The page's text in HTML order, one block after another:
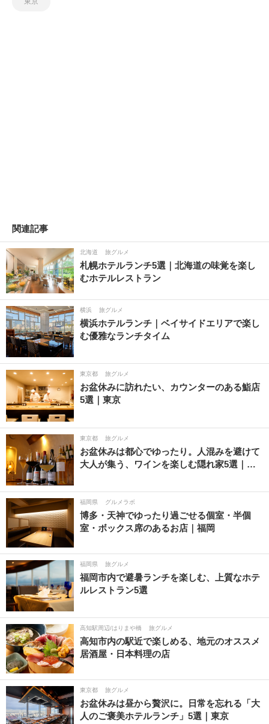
関連記事
北海道 旅グルメ
札幌ホテルランチ5選｜北海道の味覚を楽し
むホテルレストラン
横浜 旅グルメ
横浜ホテルランチ｜ベイサイドエリアで楽し
む優雅なランチタイム
東京都 旅グルメ
お盆休みに訪れたい、カウンターのある鮨店
5選｜東京
東京都 旅グルメ
お盆休みは都心でゆったり。人混みを避けて
大人が集う、ワインを楽しむ隠れ家5選｜…
福岡県 グルメラボ
博多・天神でゆったり過ごせる個室・半個
室・ボックス席のあるお店｜福岡
福岡県 旅グルメ
福岡市内で避暑ランチを楽しむ、上質なホテ
ルレストラン5選
高知駅周辺/はりまや橋 旅グルメ
高知市内の駅近で楽しめる、地元のオススメ
居酒屋・日本料理の店
東京都 旅グルメ
お盆休みは昼から贅沢に。日常を忘れる「大
人のご褒美ホテルランチ」5選｜東京